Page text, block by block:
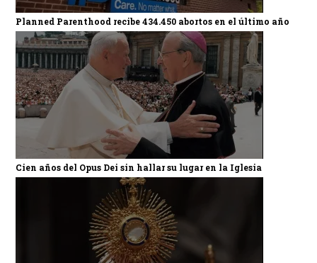
Planned Parenthood recibe 434.450 abortos en el último año
Cien años del Opus Dei sin hallar su lugar en la Iglesia